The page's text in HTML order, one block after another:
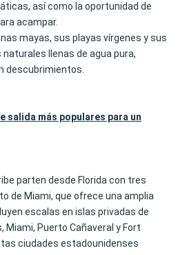
así como la oportunidad de
acampar.
mayas, sus playas vírgenes y sus
llenas de agua pura,
descubrimientos.
salida más populares para un
parten desde Florida con tres
de Miami, que ofrece una amplia
escalas en islas privadas de
Miami, Puerto Cañaveral y Fort
ciudades estadounidenses